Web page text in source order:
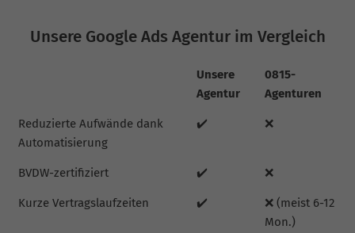
Unsere Google Ads Agentur im Vergleich
Unsere
Agentur
0815-
Agenturen
Reduzierte Aufwände dank
Automatisierung
✔️ ❌
BVDW-zertifiziert ✔️ ❌
Kurze Vertragslaufzeiten ✔️
❌ (meist 6-12
Mon.)